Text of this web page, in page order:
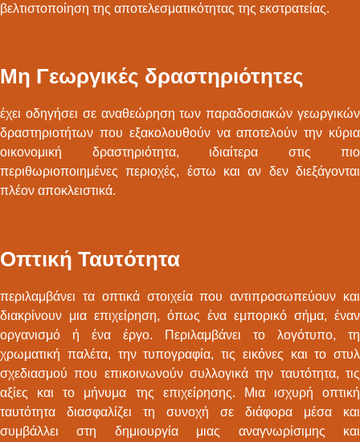
βελτιστοποίηση της αποτελεσματικότητας της εκστρατείας.
Μη Γεωργικές δραστηριότητες
έχει οδηγήσει σε αναθεώρηση των παραδοσιακών γεωργικών
δραστηριοτήτων που εξακολουθούν να αποτελούν την κύρια
οικονομική δραστηριότητα, ιδιαίτερα στις πιο
περιθωριοποιημένες περιοχές, έστω και αν δεν διεξάγονται
πλέον αποκλειστικά.
Οπτική Ταυτότητα
περιλαμβάνει τα οπτικά στοιχεία που αντιπροσωπεύουν και
διακρίνουν μια επιχείρηση, όπως ένα εμπορικό σήμα, έναν
οργανισμό ή ένα έργο. Περιλαμβάνει το λογότυπο, τη
χρωματική παλέτα, την τυπογραφία, τις εικόνες και το στυλ
σχεδιασμού που επικοινωνούν συλλογικά την ταυτότητα, τις
αξίες και το μήνυμα της επιχείρησης. Μια ισχυρή οπτική
ταυτότητα διασφαλίζει τη συνοχή σε διάφορα μέσα και
συμβάλλει στη δημιουργία μιας αναγνωρίσιμης και